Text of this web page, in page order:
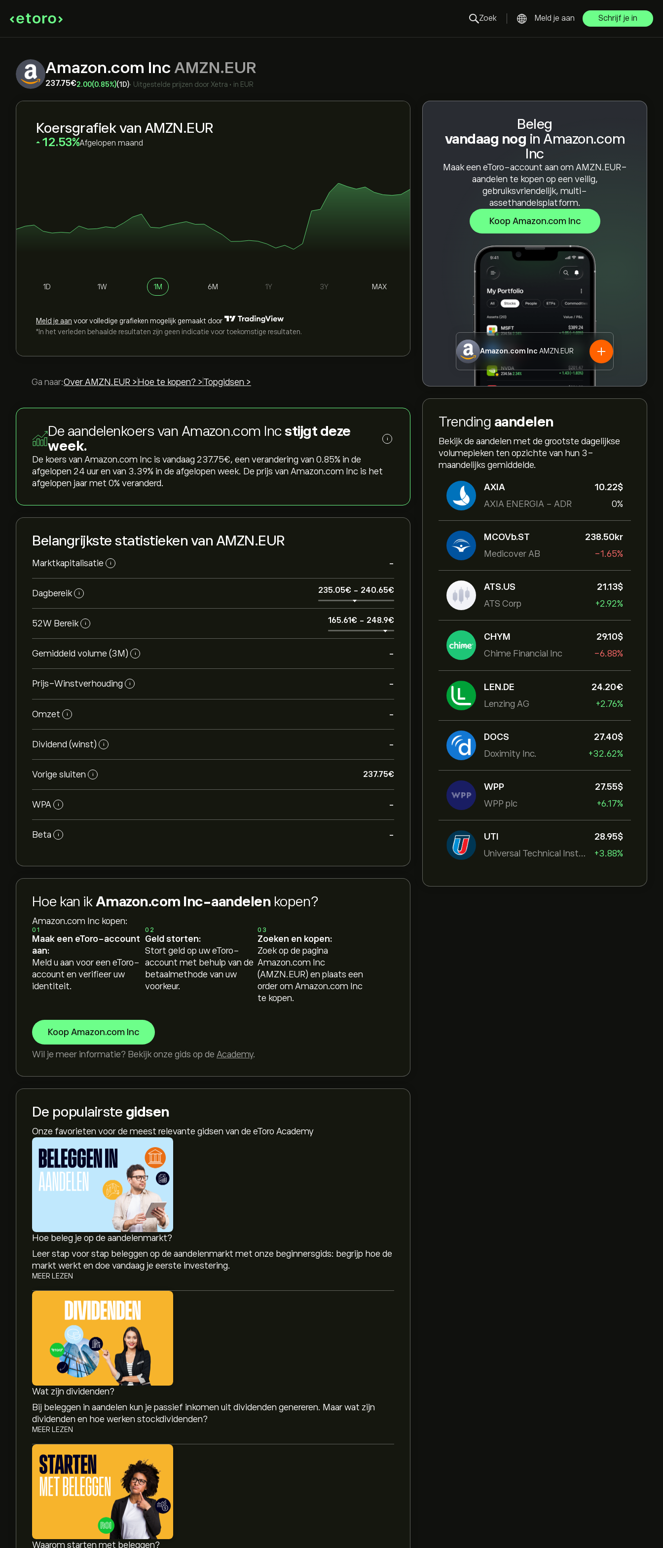
Zoek Meld je aan Schrijf je in
Amazon.com Inc AMZN.EUR
237.75‎€‎2.00(0.85%)(1D)• Uitgestelde prijzen door Xetra • in EUR
Beleg
vandaag nog in Amazon.com
Inc
Maak een eToro-account aan om AMZN.EUR-
aandelen te kopen op een veilig,
gebruiksvriendelijk, multi-
assethandelsplatform.
Koop Amazon.com Inc
Amazon.com Inc AMZN.EUR
Trending aandelen
Bekijk de aandelen met de grootste dagelijkse
volumepieken ten opzichte van hun 3-
maandelijks gemiddelde.
AXIA
AXIA ENERGIA - ADR
10.22‎$‎
0%
MCOVb.ST
Medicover AB
238.50‎kr‎
-1.65%
ATS.US
ATS Corp
21.13‎$‎
+2.92%
CHYM
Chime Financial Inc
29.10‎$‎
-6.88%
LEN.DE
Lenzing AG
24.20‎€‎
+2.76%
DOCS
Doximity Inc.
27.40‎$‎
+32.62%
WPP
WPP plc
27.55‎$‎
+6.17%
UTI
Universal Technical Institut
28.95‎$‎
+3.88%
Koersgrafiek van AMZN.EUR
‎12.53‎ Afgelopen maand
1D 1W 1M 6M 1Y 3Y MAX
Meld je aan voor volledige grafieken mogelijk gemaakt door
*In het verleden behaalde resultaten zijn geen indicatie voor toekomstige resultaten.
Ga naar:Over AMZN.EUR > Hoe te kopen? > Topgidsen >
De aandelenkoers van Amazon.com Incstijgt deze
week.
i
De koers van Amazon.com Inc is vandaag 237.75‎€‎, een verandering van ‎0.85‎% in de
afgelopen 24 uur en van ‎3.39‎% in de afgelopen week. De prijs van Amazon.com Inc is het
afgelopen jaar met ‎0‎% veranderd.
Belangrijkste statistieken van AMZN.EUR
Marktkapitalisatie i -
Dagbereik i 235.05‎€‎ - 240.65‎€‎
52W Bereik i 165.61‎€‎ - 248.9‎€‎
Gemiddeld volume (3M) i -
Prijs-Winstverhouding i -
Omzet i -
Dividend (winst) i -
Vorige sluiten i 237.75‎€‎
WPA i -
Beta i -
Hoe kan ik Amazon.com Inc-aandelenkopen?
Amazon.com Inc kopen:
01
Maak een eToro-account
aan:
Meld u aan voor een eToro-
account en verifieer uw
identiteit.
02
Geld storten:
Stort geld op uw eToro-
account met behulp van de
betaalmethode van uw
voorkeur.
03
Zoeken en kopen:
Zoek op de pagina
Amazon.com Inc
(AMZN.EUR) en plaats een
order om Amazon.com Inc
te kopen.
Koop Amazon.com Inc
Wil je meer informatie? Bekijk onze gids op de Academy.
De populairste gidsen
Onze favorieten voor de meest relevante gidsen van de eToro Academy
Hoe beleg je op de aandelenmarkt?
Leer stap voor stap beleggen op de aandelenmarkt met onze beginnersgids: begrijp hoe de
markt werkt en doe vandaag je eerste investering.
MEER LEZEN
Wat zijn dividenden?
Bij beleggen in aandelen kun je passief inkomen uit dividenden genereren. Maar wat zijn
dividenden en hoe werken stockdividenden?
MEER LEZEN
Waarom starten met beleggen?
De huidige koers van AMZN.EUR is 237.75‎€‎.
Het gemiddelde koersdoel voor Amazon.com Inc is 237.75‎€‎.
gedetailleerde analistenvoorspellingen en koersdoelen.